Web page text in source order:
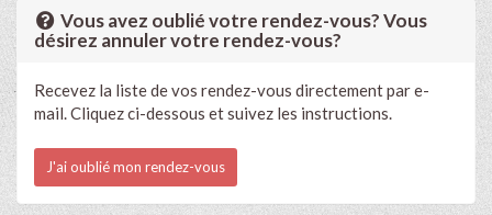
Vous avez oublié votre rendez-vous? Vous
désirez annuler votre rendez-vous?
Recevez la liste de vos rendez-vous directement par e-
mail. Cliquez ci-dessous et suivez les instructions.
J'ai oublié mon rendez-vous